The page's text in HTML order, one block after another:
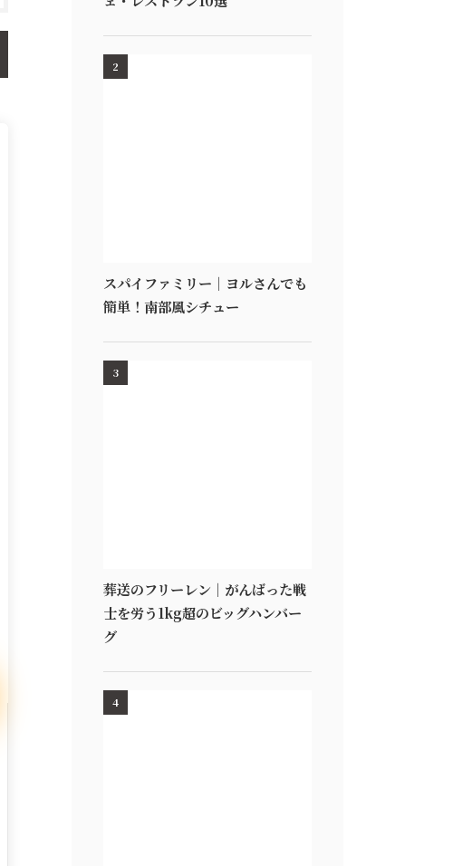
2
スパイファミリー｜ヨルさんでも
簡単！南部風シチュー
3
葬送のフリーレン｜がんばった戦
士を労う1kg超のビッグハンバー
グ
4